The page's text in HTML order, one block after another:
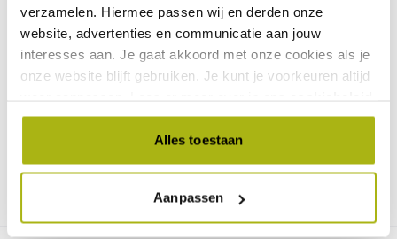
verzamelen. Hiermee passen wij en derden onze
website, advertenties en communicatie aan jouw
interesses aan. Je gaat akkoord met onze cookies als je
onze website blijft gebruiken. Je kunt je voorkeuren altijd
Alles toestaan
Aanpassen
EAN 8720882123421
Merk The Bastard
Kleur
Geschikt voor Buiten